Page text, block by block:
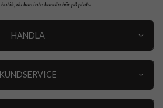
butik, du kan inte handla här på plats
HANDLA
KUNDSERVICE